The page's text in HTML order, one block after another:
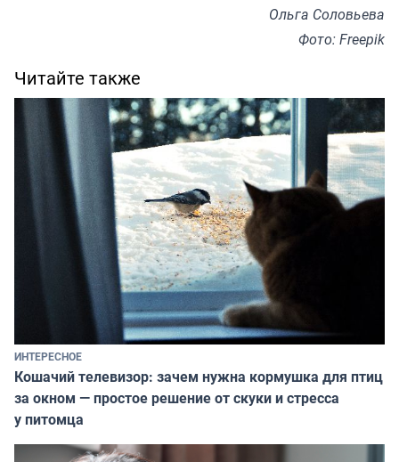
Ольга Соловьева
Фото: Freepik
Читайте также
ИНТЕРЕСНОЕ
Кошачий телевизор: зачем нужна кормушка для птиц
за окном — простое решение от скуки и стресса
у питомца